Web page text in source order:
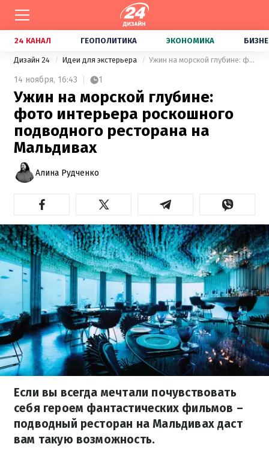
24 КАНАЛ ГЕОПОЛИТИКА ЭКОНОМИКА
Дизайн 24 Идеи для экстерьера Ужин на морской глубине: фото интерьера роскошного подводного ресторана на Мальдивах
14 ноября, 16:43 1
Ужин на морской глубине:
фото интерьера роскошного
подводного ресторана на
Мальдивах
Алина Рудченко
Если вы всегда мечтали почувствовать
себя героем фантастических фильмов –
подводный ресторан на Мальдивах даст
вам такую ​​возможность.